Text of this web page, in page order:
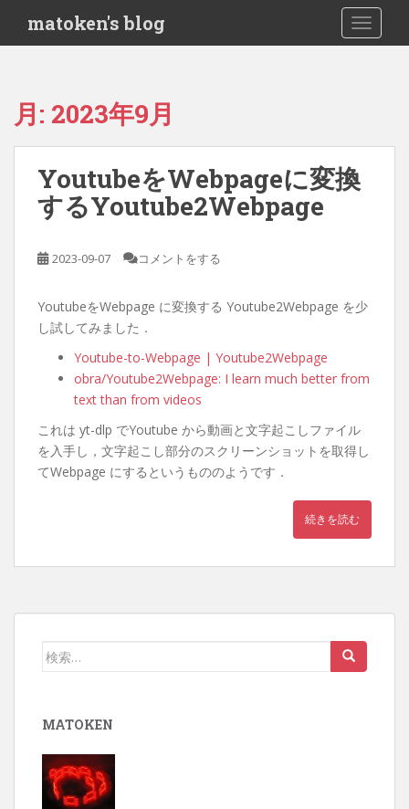
i
matoken's blog
月: 2023年9月
YoutubeをWebpageに変換
するYoutube2Webpage
2023-09-07 コメントをする
YoutubeをWebpage に変換する Youtube2Webpage を少
し試してみました．
Youtube-to-Webpage | Youtube2Webpage
obra/Youtube2Webpage: I learn much better from
text than from videos
これは yt-dlp でYoutube から動画と文字起こしファイル
を入手し，文字起こし部分のスクリーンショットを取得し
てWebpage にするというもののようです．
続きを読む
検
MATOKEN